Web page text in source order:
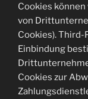
Cookies
von
Cookies).
Einbindung
Cookies zur